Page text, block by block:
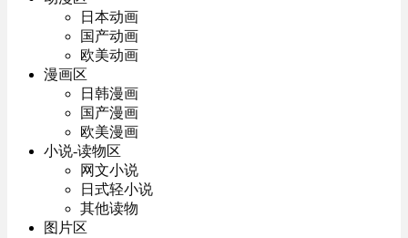
日本动画
国产动画
欧美动画
漫画区
日韩漫画
国产漫画
欧美漫画
小说-读物区
网文小说
日式轻小说
其他读物
图片区